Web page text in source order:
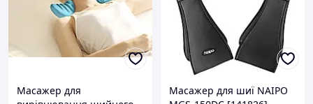
Масажер для
Масажер для шиї NAIPO